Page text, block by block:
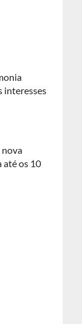
interesses
nova
até os 10